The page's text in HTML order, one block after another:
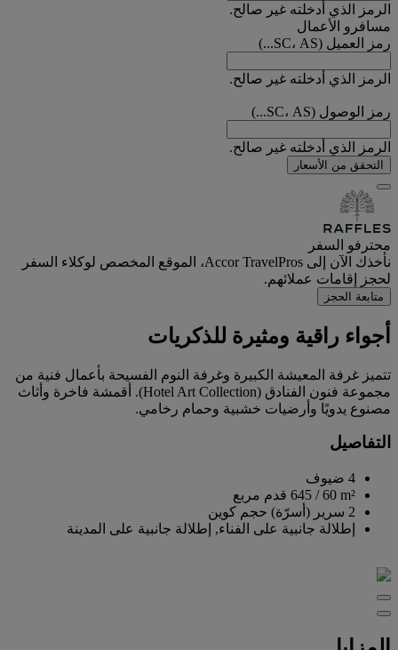
الرمز الذي أدخلته غير صالح.
مسافرو الأعمال
رمز العميل (SC، AS...)
الرمز الذي أدخلته غير صالح.
رمز الوصول (SC، AS...)
الرمز الذي أدخلته غير صالح.
التحقق من الأسعار
محترفو السفر
نأخذك الآن إلى Accor TravelPros، الموقع المخصص لوكلاء السفر
لحجز إقامات عملائهم.
متابعة الحجز
أجواء راقية ومثيرة للذكريات
تتميز غرفة المعيشة الكبيرة وغرفة النوم الفسيحة بأعمال فنية من
مجموعة فنون الفنادق (Hotel Art Collection). أقمشة فاخرة وأثاث
مصنوع يدويًا وأرضيات خشبية وحمام رخامي.
التفاصيل
4 ضيوف
60 m²
/ 645 قدم مربع
2 سرير (أسرّة) حجم كوين
إطلالة جانبية على الفناء, إطلالة جانبية على المدينة